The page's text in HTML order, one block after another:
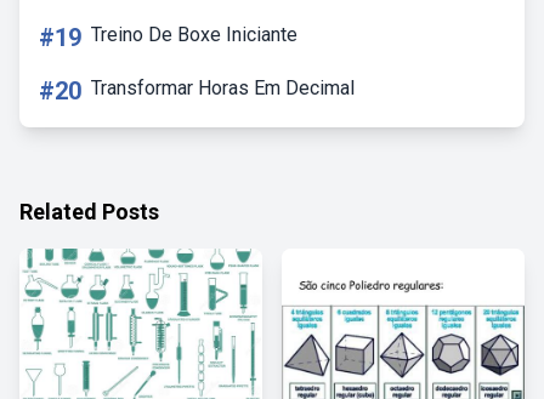
#19 Treino De Boxe Iniciante
#20 Transformar Horas Em Decimal
Related Posts